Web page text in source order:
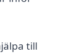
till